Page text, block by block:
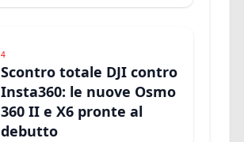
4
Scontro totale DJI contro
Insta360: le nuove Osmo
360 II e X6 pronte al
debutto